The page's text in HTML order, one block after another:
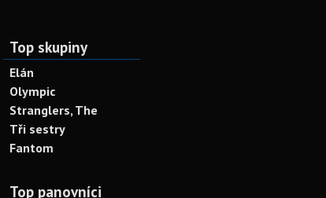
Top skupiny
Elán
Olympic
Stranglers, The
Tři sestry
Fantom
Top panovníci